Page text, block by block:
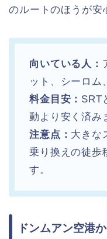
のルートのほうが安
向いている人：
ット、シーロム
料金目安： SRT
動より安く済み
注意点： 大きな
乗り換えの徒歩
す。
ドンムアン空港